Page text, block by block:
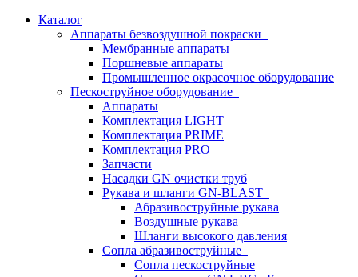
Каталог
Аппараты безвоздушной покраски
Мембранные аппараты
Поршневые аппараты
Промышленное окрасочное оборудование
Пескоструйное оборудование
Аппараты
Комплектация LIGHT
Комплектация PRIME
Комплектация PRO
Запчасти
Насадки GN очистки труб
Рукава и шланги GN-BLAST
Абразивоструйные рукава
Воздушные рукава
Шланги высокого давления
Сопла абразивоструйные
Сопла пескоструйные